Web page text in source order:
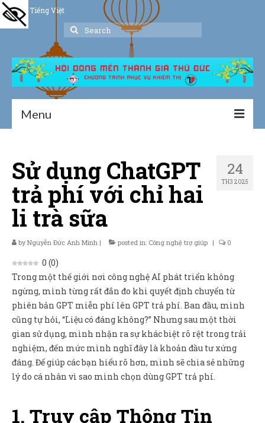
Tiếng Việt
Search
Menu
Giới thiệu
Hoạt động
Thư viện
Dịch vụ hỗ trợ
Sản Phẩm
Giúp đỡ
Liên hệ
24
TH3 2025
Sử dụng ChatGPT
trả phí với chỉ hai
li trà sữa
byNguyễn Đức Anh Minh | posted in: Công nghệ trợ giúp | 0
0 (0)
Trong một thế giới nơi công nghệ AI phát triển không
ngừng, mình từng rất đắn đo khi quyết định chuyển từ
phiên bản GPT miễn phí lên GPT trả phí. Ban đầu, mình
cũng tự hỏi, “Liệu có đáng không?” Nhưng sau một thời
gian sử dụng, mình nhận ra sự khác biệt rõ rệt trong trải
nghiệm, đến mức mình nghĩ đây là khoản đầu tư xứng
đáng. Để giúp các bạn hiểu rõ hơn, mình sẽ chia sẻ những
lý do cá nhân vì sao mình chọn dùng GPT trả phí.
1. Truy cập Thông Tin